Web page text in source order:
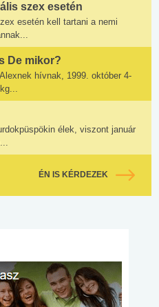
szex esetén
esetén kell tartani a nemi
De mikor?
hívnak, 1999. október 4-
élek, viszont január
ÉN IS KÉRDEZEK